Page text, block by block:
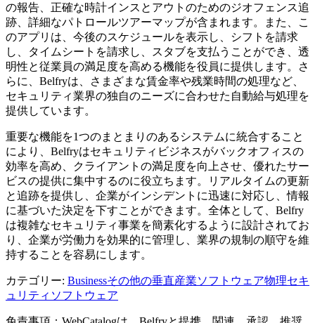
の報告、正確な時計インスとアウトのためのジオフェンス追
跡、詳細なパトロールツアーマップが含まれます。また、こ
のアプリは、今後のスケジュールを表示し、シフトを請求
し、タイムシートを請求し、スタブを支払うことができ、透
明性と従業員の満足度を高める機能を役員に提供します。さ
らに、Belfryは、さまざまな賃金率や残業時間の処理など、
セキュリティ業界の独自のニーズに合わせた自動給与処理を
提供しています。
重要な機能を1つのまとまりのあるシステムに統合すること
により、Belfryはセキュリティビジネスがバックオフィスの
効率を高め、クライアントの満足度を向上させ、優れたサー
ビスの提供に集中するのに役立ちます。リアルタイムの更新
と追跡を提供し、企業がインシデントに迅速に対応し、情報
に基づいた決定を下すことができます。全体として、Belfry
は複雑なセキュリティ事業を簡素化するように設計されてお
り、企業が労働力を効果的に管理し、業界の規制の順守を維
持することを容易にします。
カテゴリー: Businessその他の垂直産業ソフトウェア物理セキ
ュリティソフトウェア